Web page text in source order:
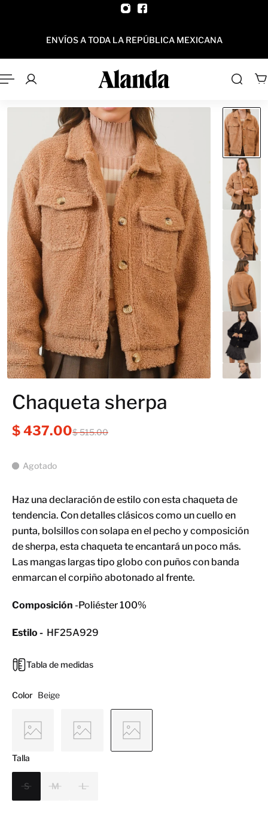
ENVÍOS A TODA LA REPÚBLICA MEXICANA
Chaqueta sherpa
$ 437.00$ 515.00
Agotado
Haz una declaración de estilo con esta chaqueta de
tendencia. Con detalles clásicos como un cuello en
punta, bolsillos con solapa en el pecho y composición
de sherpa, esta chaqueta te encantará un poco más.
Las mangas largas tipo globo con puños con banda
enmarcan el corpiño abotonado al frente.
Composición -Poliéster 100%
Estilo - HF25A929
Tabla de medidas
Color Beige
Talla
S M L